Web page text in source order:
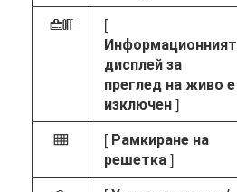
b
[
Информационният
дисплей за
преглед на живо е
изключен]
b [ Рамкиране на
решетка]